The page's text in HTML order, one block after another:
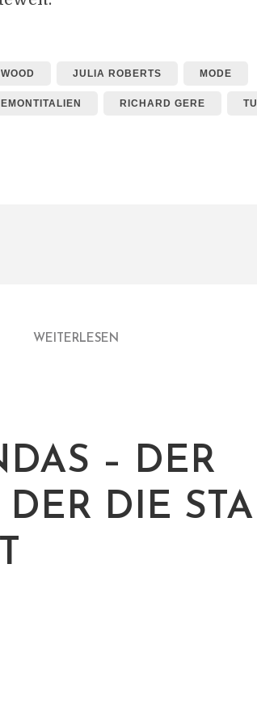
JULIA ROBERTS MODE
RICHARD GERE
WEITERLESEN
– DER
DIE